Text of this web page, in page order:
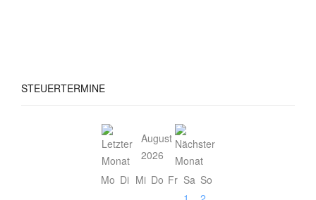
STEUERTERMINE
August
2026
Mo Di Mi Do Fr Sa So